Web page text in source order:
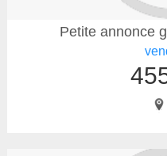
Petite annonce